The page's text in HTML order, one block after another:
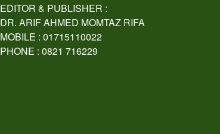
EDITOR & PUBLISHER :
DR. ARIF AHMED MOMTAZ RIFA
MOBILE : 01715110022
PHONE : 0821 716229